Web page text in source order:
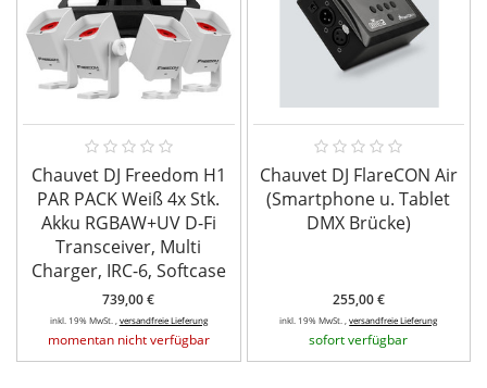
Chauvet DJ Freedom H1
PAR PACK Weiß 4x Stk.
Akku RGBAW+UV D-Fi
Transceiver, Multi
Charger, IRC-6, Softcase
739,00 €
inkl. 19% MwSt. , versandfreie Lieferung
momentan nicht verfügbar
Chauvet DJ FlareCON Air
(Smartphone u. Tablet
DMX Brücke)
255,00 €
inkl. 19% MwSt. ,versandfreie Lieferung
sofort verfügbar